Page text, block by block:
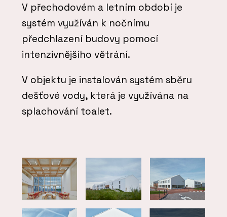
V přechodovém a letním období je
systém využíván k nočnímu
předchlazení budovy pomocí
intenzivnějšího větrání.
V objektu je instalován systém sběru
dešťové vody, která je využívána na
splachování toalet.